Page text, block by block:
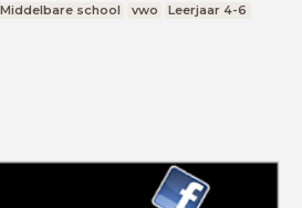
Middelbare school vwo Leerjaar 4-6